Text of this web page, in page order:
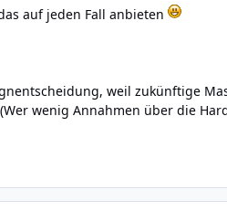
auf jeden Fall anbieten
weil zukünftige
wenig Annahmen über die